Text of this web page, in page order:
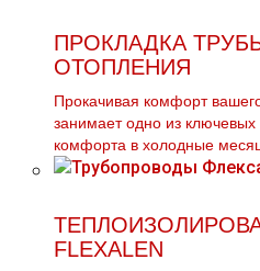
ПРОКЛАДКА
ОТОПЛЕНИЯ
Прокачивая комфорт
занимает одно из
комфорта в холодные
FLEXALEN